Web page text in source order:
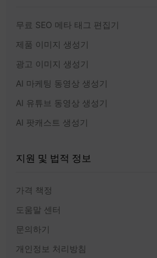
무료 SEO 메타 태그 편집기
제품 이미지 생성기
광고 이미지 생성기
AI 마케팅 동영상 생성기
AI 유튜브 동영상 생성기
AI 팟캐스트 생성기
지원 및 법적 정보
가격 책정
도움말 센터
문의하기
개인정보 처리방침